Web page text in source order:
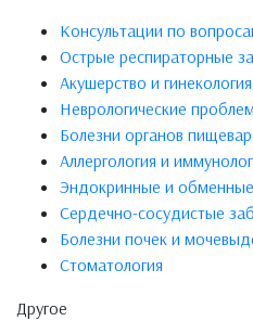
Консультации по
Острые респираторные
Акушерство и гинекология
Неврологические
Болезни органов
Аллергология и
Эндокринные и
Сердечно-сосудистые
Болезни почек и
Стоматология
Другое